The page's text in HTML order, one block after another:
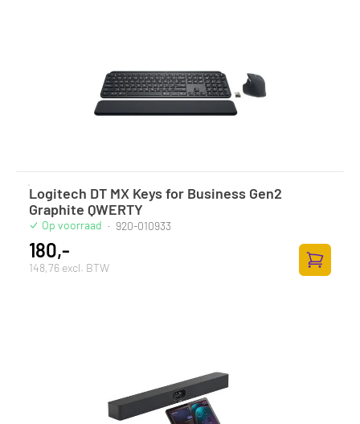
Logitech DT MX Keys for Business Gen2
Graphite QWERTY
Op voorraad · 920-010933
180,-
148,76 excl. BTW
Zum